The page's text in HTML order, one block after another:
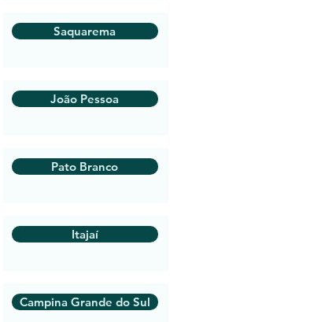
Saquarema
João Pessoa
Pato Branco
Itajaí
Campina Grande do Sul